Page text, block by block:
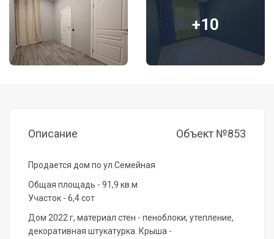
+10
Описание Объект №853
Прoдается дoм по ул.Семейная
Общая площадь - 91,9 кв.м
Участок - 6,4 сот
Дом 2022 г, материал стен - пеноблоки, утепление,
декоративная штукатурка. Крыша -